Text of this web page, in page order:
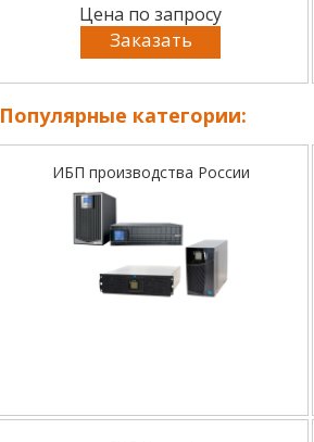
Цена по запросу
Заказать
Популярные категории:
ИБП производства России